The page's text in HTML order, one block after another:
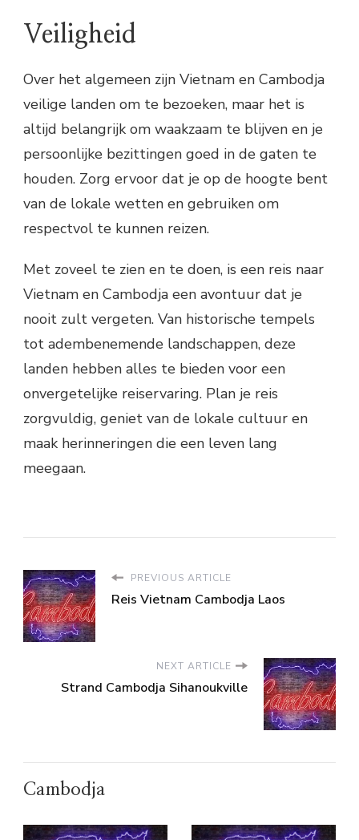
Veiligheid
Over het algemeen zijn Vietnam en Cambodja
veilige landen om te bezoeken, maar het is
altijd belangrijk om waakzaam te blijven en je
persoonlijke bezittingen goed in de gaten te
houden. Zorg ervoor dat je op de hoogte bent
van de lokale wetten en gebruiken om
respectvol te kunnen reizen.
Met zoveel te zien en te doen, is een reis naar
Vietnam en Cambodja een avontuur dat je
nooit zult vergeten. Van historische tempels
tot adembenemende landschappen, deze
landen hebben alles te bieden voor een
onvergetelijke reiservaring. Plan je reis
zorgvuldig, geniet van de lokale cultuur en
maak herinneringen die een leven lang
meegaan.
PREVIOUS ARTICLE
Reis Vietnam Cambodja Laos
NEXT ARTICLE
Strand Cambodja Sihanoukville
Cambodja